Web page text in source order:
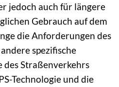
jedoch auch für längere
Gebrauch auf dem
die Anforderungen des
spezifische
des Straßenverkehrs
Technologie und die